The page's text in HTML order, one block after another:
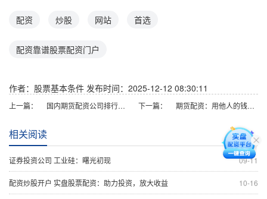
配资 炒股 网站 首选
配资靠谱股票配资门户
作者：股票基本条件 发布时间：2025-12-12 08:30:11
上一篇： 国内期货配资公司排行榜：揭秘十大实力巨头 下一篇： 期货配资：用他人的钱，撬动更大收益
相关阅读
09-11
证券投资公司 工业硅：曙光初现
10-16
配资炒股开户 实盘股票配资：助力投资，放大收益